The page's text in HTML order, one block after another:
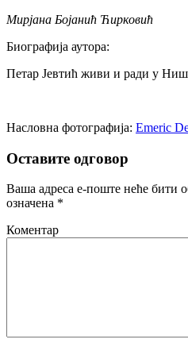
Мирјана Бојанић Ћирковић
Биографија аутора:
Петар Јевтић живи и ради у
Насловна фотографија: Emeric
Оставите одговор
Ваша адреса е-поште неће бити
означена *
Коментар